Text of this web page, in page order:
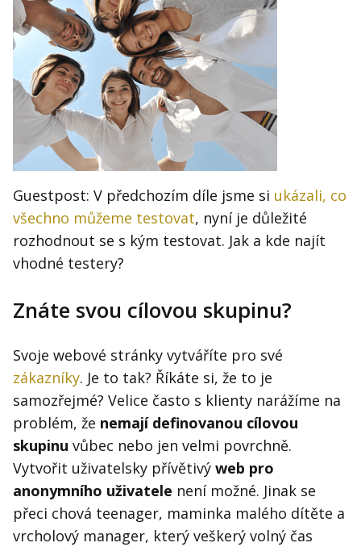
O mně
Přihlášení
Kontakt
Obchodní podmínky
Hledaná fráze
Guestpost: V předchozím díle jsme si ukázali, co
všechno můžeme testovat, nyní je důležité
rozhodnout se s kým testovat. Jak a kde najít
vhodné testery?
Znáte svou cílovou skupinu?
Svoje webové stránky vytváříte pro své
zákazníky. Je to tak? Říkáte si, že to je
samozřejmé? Velice často s klienty narážíme na
problém, že nemají definovanou cílovou
skupinu vůbec nebo jen velmi povrchně.
Vytvořit uživatelsky přívětivý web pro
anonymního uživatele není možné. Jinak se
přeci chová teenager, maminka malého dítěte a
vrcholový manager, který veškerý volný čas